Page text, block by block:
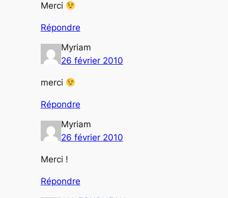
Merci
Répondre
Myriam
26 février 2010
merci
Répondre
Myriam
26 février 2010
Merci !
Répondre